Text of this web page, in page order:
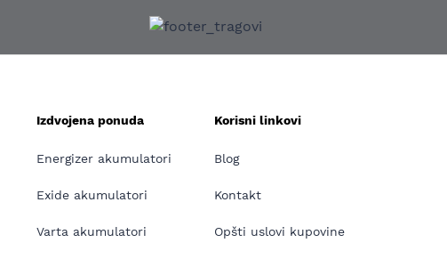
Izdvojena ponuda
Energizer akumulatori
Exide akumulatori
Varta akumulatori
Korisni linkovi
Blog
Kontakt
Opšti uslovi kupovine